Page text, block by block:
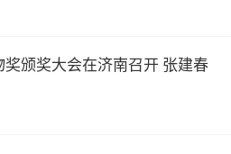
颁奖大会在济南召开 张建春